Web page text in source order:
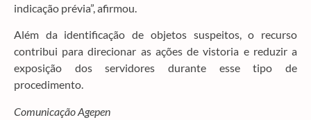
indicação prévia”, afirmou.
Além da identificação de objetos suspeitos, o recurso
contribui para direcionar as ações de vistoria e reduzir a
exposição dos servidores durante esse tipo de
procedimento.
Comunicação Agepen